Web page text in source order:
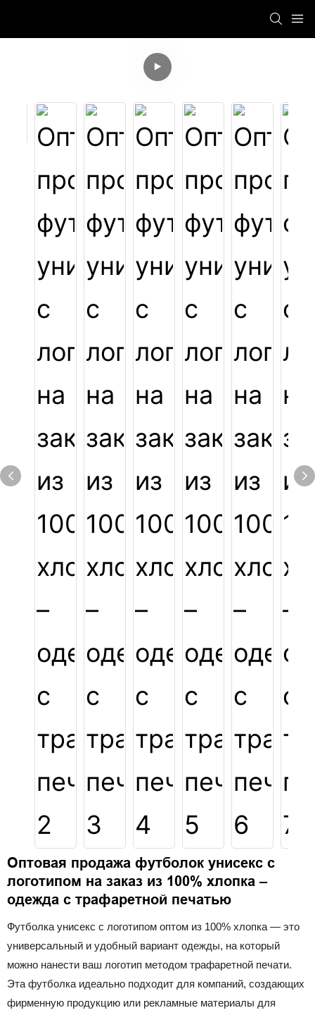
Оптовая продажа футболок унисекс с
логотипом на заказ из 100% хлопка –
одежда с трафаретной печатью
Футболка унисекс с логотипом оптом из 100% хлопка — это
универсальный и удобный вариант одежды, на который
можно нанести ваш логотип методом трафаретной печати. ​​
Эта футболка идеально подходит для компаний, создающих
фирменную продукцию или рекламные материалы для